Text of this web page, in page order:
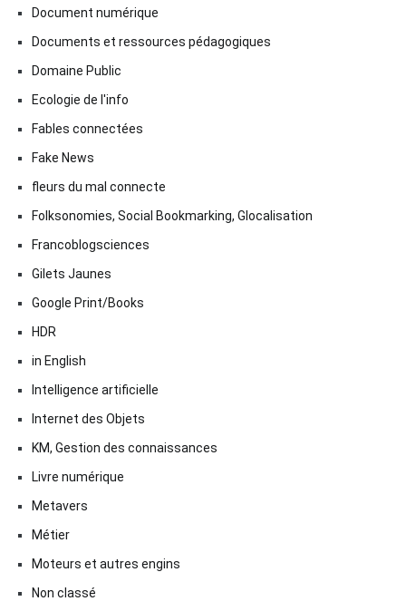
Document numérique
Documents et ressources pédagogiques
Domaine Public
Ecologie de l'info
Fables connectées
Fake News
fleurs du mal connecte
Folksonomies, Social Bookmarking, Glocalisation
Francoblogsciences
Gilets Jaunes
Google Print/Books
HDR
in English
Intelligence artificielle
Internet des Objets
KM, Gestion des connaissances
Livre numérique
Metavers
Métier
Moteurs et autres engins
Non classé